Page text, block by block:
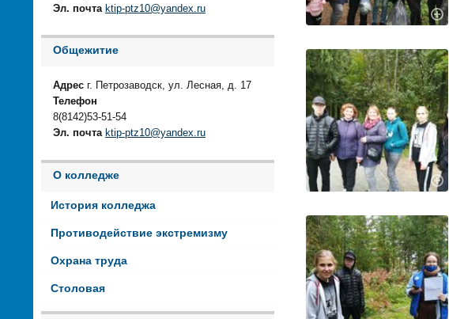
Эл. почта ktip-ptz10@yandex.ru
Общежитие
Адрес г. Петрозаводск, ул. Лесная, д. 17
Телефон
8(8142)53-51-54
Эл. почта ktip-ptz10@yandex.ru
О колледже
История колледжа
Противодействие экстремизму
Охрана труда
Столовая